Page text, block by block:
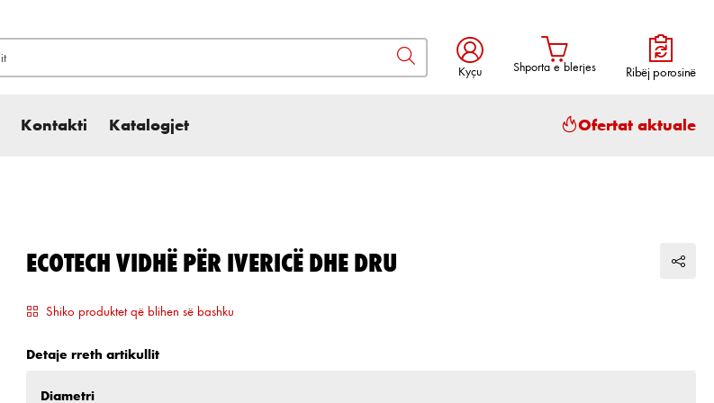
Kyçu Shporta e blerjes
Shporta përmban 0 artikuj. Vlera
Ribëj porosinë
Kontakti Katalogjet Ofertat aktuale
ECOTECH VIDHË PËR IVERICË DHE DRU
Shiko produktet që blihen së bashku
Detaje rreth artikullit
Zgjidh
Diametri